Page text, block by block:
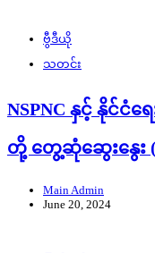
ဗွီဒီယို
သတင်း
NSPNC နှင့် နိုင်
တို့ တွေ့ဆုံဆွေးနွေး (
Main Admin
June 20, 2024